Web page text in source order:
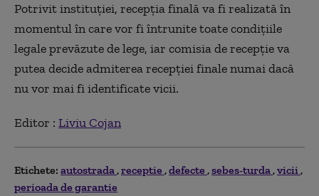
Potrivit instituţiei, recepţia finală va fi realizată în
momentul în care vor fi întrunite toate condiţiile
legale prevăzute de lege, iar comisia de recepţie va
putea decide admiterea recepţiei finale numai dacă
nu vor mai fi identificate vicii.
Editor : Liviu Cojan
Etichete: autostrada receptie defecte sebes-turda vicii
perioada de garantie